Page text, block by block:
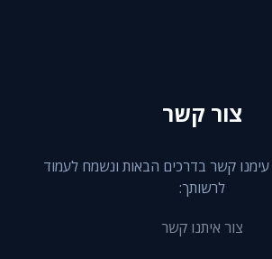
צור קשר
עימנו קשר בדרכים הבאות ונשמח לעמוד
לרשותך:
צור איתנו קשר